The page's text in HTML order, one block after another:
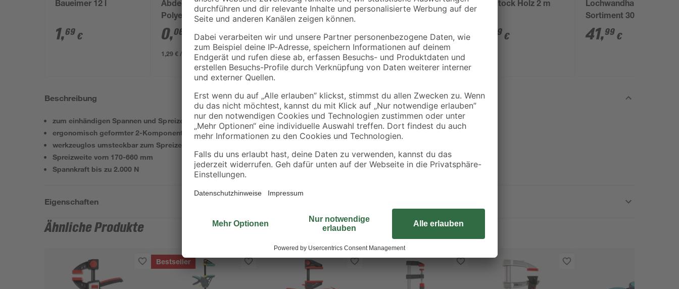
Baueimer 12 l
1,69 €
Abdeckplane
Polyethylen
transparent 4 x 5 m
0,06
/ m²
1,29 € / Pack
Einweg-Maler-Overall,
L - XL
6, €
Druckregler DR 114
16, €
Zollstock Holz 2 m
29 €
Lochwandhaken-
Sortiment 30-teilig
41,99 €
Beschreibung
zum einhändigen Spannen und Spreizen von Werkstücken
ergonomisch geformter 2-Komponenten-Kunststoffgriff
werkzeuglos umsteckbar zum Spreizen
Spreizweite vorn 170-660 mm
Spannkraft bis zu 2.000 N
Eigenschaften
Ähnliche Produkte
Bestseller